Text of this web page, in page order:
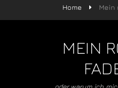
Home Mein
MEIN
oder warum ich